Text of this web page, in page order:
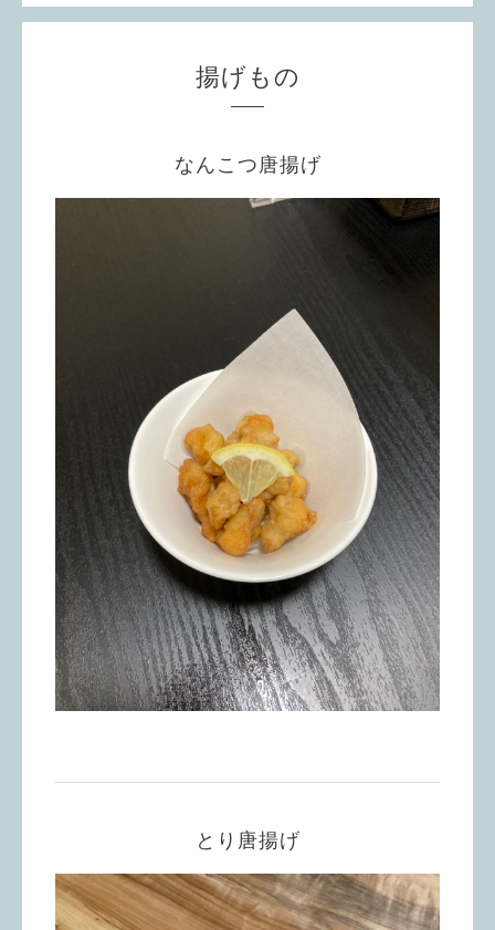
揚げもの
なんこつ唐揚げ
とり唐揚げ